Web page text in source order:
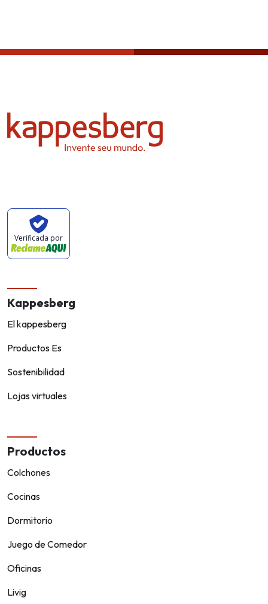
Verificada por
Kappesberg
El kappesberg
Productos Es
Sostenibilidad
Lojas virtuales
Productos
Colchones
Cocinas
Dormitorio
Juego de Comedor
Oficinas
Livig